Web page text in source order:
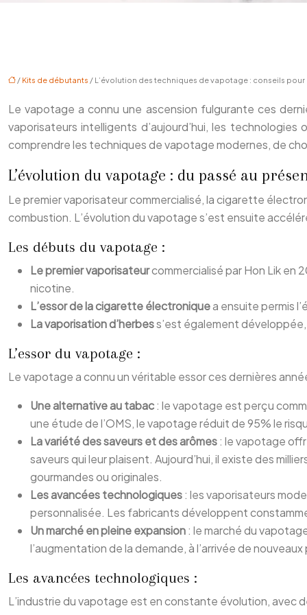
/ Kits de débutants / L’évolution des techniques de vapotage : conseils
Le vapotage a connu une ascension fulgurante ces
vaporisateurs intelligents d’aujourd’hui, les
comprendre les techniques de vapotage modernes, de
L’évolution du vapotage : du passé au
Le premier vaporisateur commercialisé, la cigarette
combustion. L’évolution du vapotage s’est ensuite
Les débuts du vapotage :
Le premier vaporisateurcommercialisé par Hon Lik en
nicotine.
L’essor de la cigarette électroniquea ensuite permis
La vaporisation d’herbess’est également
L’essor du vapotage :
Le vapotage a connu un véritable essor ces dernières
Une alternative au tabac: le vapotage est perçu
une étude de l’OMS, le vapotage réduit de 95% le
La variété des saveurs et des arômes: le vapotage
saveurs qui leur plaisent. Aujourd’hui, il existe des
gourmandes ou originales.
Les avancées technologiques: les vaporisateurs
personnalisée. Les fabricants développent
Un marché en pleine expansion: le marché du
l’augmentation de la demande, à l’arrivée de
Les avancées technologiques :
L’industrie du vapotage est en constante évolution, avec